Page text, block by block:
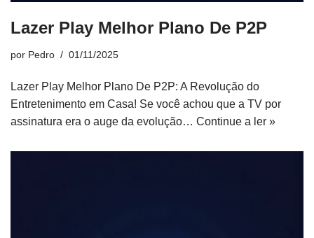
Lazer Play Melhor Plano De P2P
por Pedro 01/11/2025
Lazer Play Melhor Plano De P2P: A Revolução do
Entretenimento em Casa! Se você achou que a TV por
assinatura era o auge da evolução… Continue a ler »